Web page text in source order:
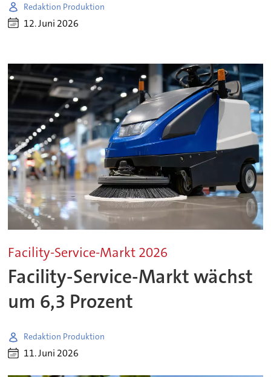
Redaktion Produktion
12. Juni 2026
Facility-Service-Markt 2026
Facility-Service-Markt wächst
um 6,3 Prozent
Redaktion Produktion
11. Juni 2026